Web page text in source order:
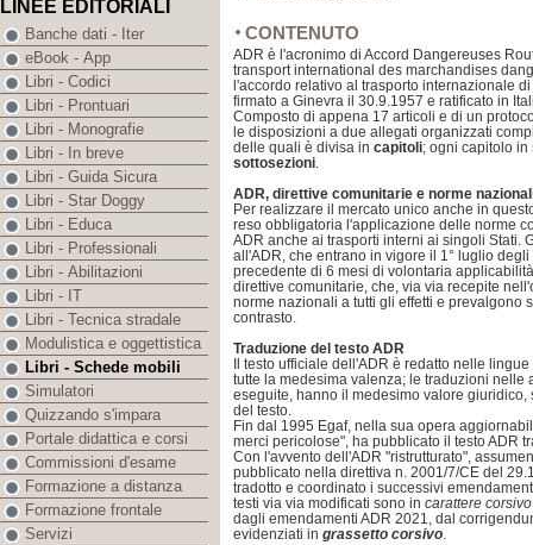
CONTENUTO
ADR è l'acronimo di Accord Dangereuses
transport international des marchandises
l'accordo relativo al trasporto internazionale
firmato a Ginevra il 30.9.1957 e ratificato in
Composto di appena 17 articoli e di un
le disposizioni a due allegati organizzati
delle quali è divisa in capitoli; ogni capitolo in
sottosezioni.
ADR, direttive comunitarie e norme
Per realizzare il mercato unico anche in
reso obbligatoria l'applicazione delle norme
ADR anche ai trasporti interni ai singoli Stati.
all'ADR, che entrano in vigore il 1° luglio
precedente di 6 mesi di volontaria
direttive comunitarie, che, via via recepite
norme nazionali a tutti gli effetti e prevalgono
contrasto.
Traduzione del testo ADR
Il testo ufficiale dell'ADR è redatto nelle
tutte la medesima valenza; le traduzioni nelle
eseguite, hanno il medesimo valore
del testo.
Fin dal 1995 Egaf, nella sua opera
merci pericolose", ha pubblicato il testo ADR
Con l'avvento dell'ADR "ristrutturato",
pubblicato nella direttiva n. 2001/7/CE del
tradotto e coordinato i successivi
testi via via modificati sono in carattere corsivo
dagli emendamenti ADR 2021, dal
evidenziati in grassetto corsivo.
LINEE EDITORIALI
Banche dati - Iter
eBook - App
Libri - Codici
Libri - Prontuari
Libri - Monografie
Libri - In breve
Libri - Guida Sicura
Libri - Star Doggy
Libri - Educa
Libri - Professionali
Libri - Abilitazioni
Libri - IT
Libri - Tecnica stradale
Modulistica e oggettistica
Libri - Schede mobili
Simulatori
Quizzando s'impara
Portale didattica e corsi
Commissioni d'esame
Formazione a distanza
Formazione frontale
Servizi